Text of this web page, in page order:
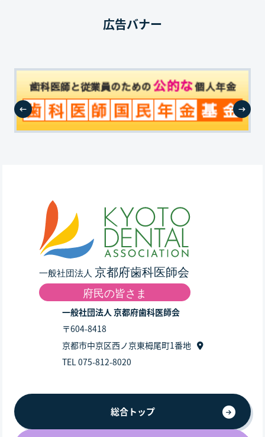
広告バナー
一般社団法人 京都府歯科医師会
〒604-8418
京都市中京区西ノ京東栂尾町1番地
TEL 075-812-8020
総合トップ